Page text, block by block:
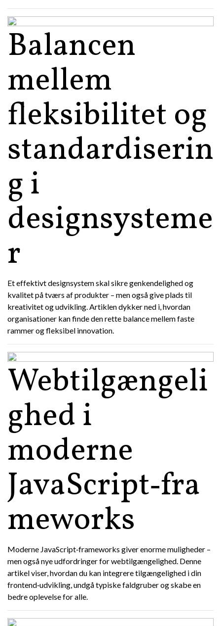
Balancen
mellem
fleksibilitet og
standardiserin
g i
designsysteme
r
Et effektivt designsystem skal sikre genkendelighed og
kvalitet på tværs af produkter – men også give plads til
kreativitet og udvikling. Artiklen dykker ned i, hvordan
organisationer kan finde den rette balance mellem faste
rammer og fleksibel innovation.
Webtilgængeli
ghed i
moderne
JavaScript‑fra
meworks
Moderne JavaScript‑frameworks giver enorme muligheder –
men også nye udfordringer for webtilgængelighed. Denne
artikel viser, hvordan du kan integrere tilgængelighed i din
frontend‑udvikling, undgå typiske faldgruber og skabe en
bedre oplevelse for alle.